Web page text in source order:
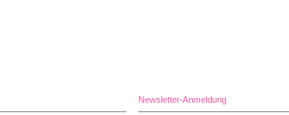
Newsletter-Anmeldung